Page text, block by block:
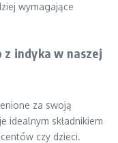
wymagające
indyka w naszej
za swoją
idealnym składnikiem
czy dzieci.